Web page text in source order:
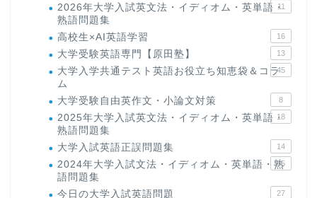
2026年大学入試英文法・イディオム・英単語・
熟語問題集
11
高校生×AI英語学習 16
大学受験英語専門【原田塾】 13
大学入学共通テスト英語お役立ち知恵袋＆コラ
ム
45
大学受験自由英作文・小論文対策 8
2025年大学入試英文法・イディオム・英単語・
熟語問題集
18
大学入試英語正誤問題集 14
2024年大学入試文法・イディオム・英単語・熟
語問題集
15
今日の大学入試英語問題 27